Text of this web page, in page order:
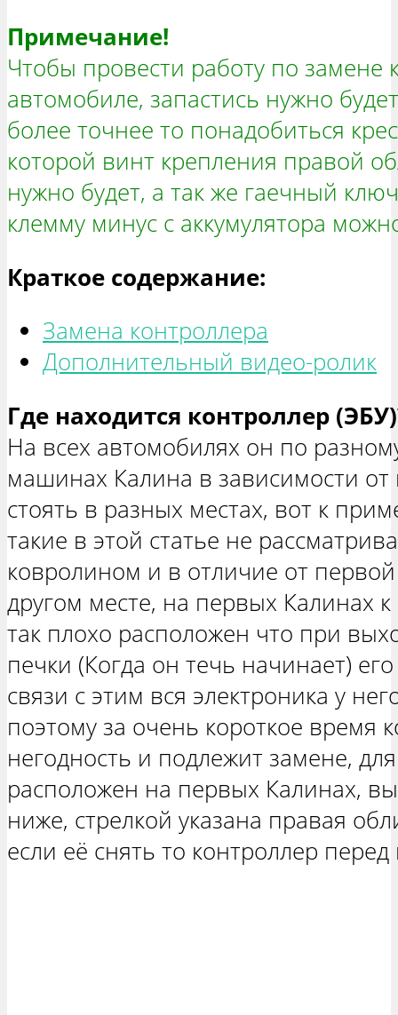
Примечание!
Чтобы провести работу по замене
автомобиле, запастись нужно
более точнее то понадобиться
которой винт крепления правой
нужно будет, а так же гаечный
клемму минус с аккумулятора
Краткое содержание:
Замена контроллера
Дополнительный видео-ролик
Где находится контроллер
На всех автомобилях он по
машинах Калина в зависимости от
стоять в разных местах, вот к
такие в этой статье не
ковролином и в отличие от
другом месте, на первых Калинах
так плохо расположен что при
печки (Когда он течь начинает)
связи с этим вся электроника у
поэтому за очень короткое время
негодность и подлежит замене,
расположен на первых Калинах,
ниже, стрелкой указана правая
если её снять то контроллер перед